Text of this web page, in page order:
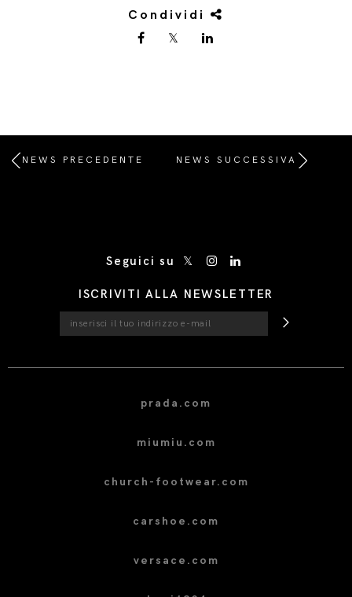
Condividi
NEWS PRECEDENTE NEWS SUCCESSIVA
Seguici su
ISCRIVITI ALLA NEWSLETTER
prada.com
miumiu.com
church-footwear.com
carshoe.com
versace.com